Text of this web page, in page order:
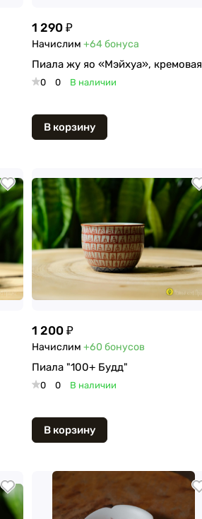
1 290 ₽
Начислим +64бонуса
Пиала жу яо «Мэйхуа», кремовая
0 0 В наличии
В корзину
1 200 ₽
Начислим +60 бонусов
Пиала "100+ Будд"
0 0 В наличии
В корзину